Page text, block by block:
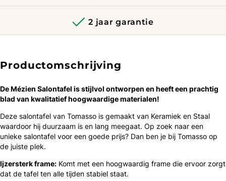
2 jaar garantie
Productomschrijving
De Mézien Salontafel is ​​stijlvol ontworpen en heeft een prachtig
blad van kwalitatief hoogwaardige materialen!
Deze salontafel van Tomasso is gemaakt van Keramiek en Staal
waardoor hij duurzaam is en lang meegaat. Op zoek naar een
unieke salontafel voor een goede prijs? Dan ben je bij Tomasso op
de juiste plek.
Ijzersterk frame: Komt met een hoogwaardig frame die ervoor zorgt
dat de tafel ten alle tijden stabiel staat.